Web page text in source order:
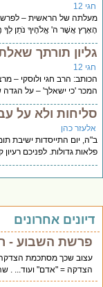
12
של הראשית – לפרשת
אֲשֶׁר ה' אֱלֹהֶיךָ נֹתֵן לְךָ
תורתך
12
הרב חגי ולוסקי –
'כי ישאלך' – על הגדה
ולא על
כהן
יום התייסדות ישיבת
גדולות. לפניכם רעיון
אחרונים
פרשת השבוע -
עצוב שכך מסתכמת הצדקה
הצדקה = "אדם" ועוד... .